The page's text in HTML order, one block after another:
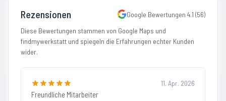
Rezensionen Google Bewertungen 4.1 (56)
Diese Bewertungen stammen von Google Maps und
findmywerkstatt und spiegeln die Erfahrungen echter Kunden
wider.
11. Apr. 2026
Freundliche Mitarbeiter